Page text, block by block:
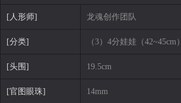
[人形师] 龙魂创作团队
[分类] （3）4分娃娃（42~45cm）
[头围] 19.5cm
[官图眼珠] 14mm